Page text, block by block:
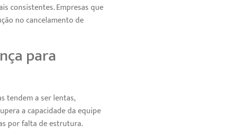
consistentes. Empresas que
no cancelamento de
para
tendem a ser lentas,
a capacidade da equipe
por falta de estrutura.